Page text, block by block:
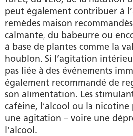
peut également contribuer à
remèdes maison
calmante, du babeurre ou
à base de plantes comme la
houblon. Si l’agitation
pas liée à des événements
également recommandé de
son alimentation. Les
caféine, l’alcool ou la
une agitation – voire une
l’alcool.